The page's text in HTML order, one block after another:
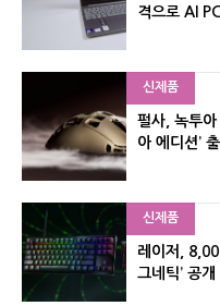
격으로 AI
신제품
펄사, 녹투아
아 에디션’ 출
신제품
레이저,
그네틱’ 공개